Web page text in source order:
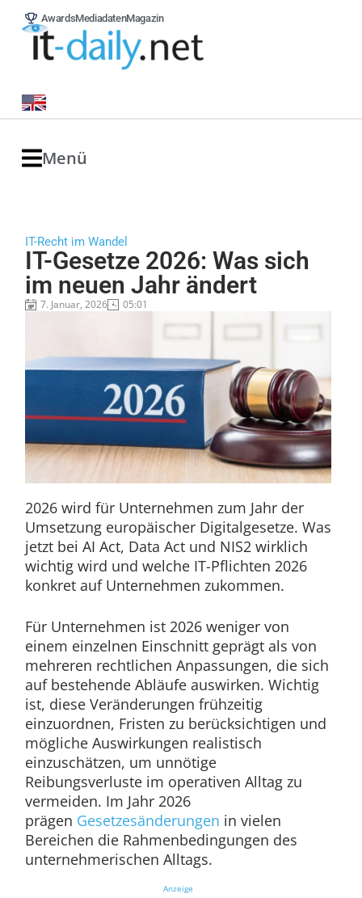
AwardsMediadatenMagazin
Menü
IT-Recht im Wandel
IT-Gesetze 2026: Was sich
im neuen Jahr ändert
7. Januar, 2026 05:01
2026 wird für Unternehmen zum Jahr der
Umsetzung europäischer Digitalgesetze. Was
jetzt bei AI Act, Data Act und NIS2 wirklich
wichtig wird und welche IT-Pflichten 2026
konkret auf Unternehmen zukommen.
Für Unternehmen ist 2026 weniger von
einem einzelnen Einschnitt geprägt als von
mehreren rechtlichen Anpassungen, die sich
auf bestehende Abläufe auswirken. Wichtig
ist, diese Veränderungen frühzeitig
einzuordnen, Fristen zu berücksichtigen und
mögliche Auswirkungen realistisch
einzuschätzen, um unnötige
Reibungsverluste im operativen Alltag zu
vermeiden. Im Jahr 2026
prägen Gesetzesänderungen in vielen
Bereichen die Rahmenbedingungen des
unternehmerischen Alltags.
Anzeige